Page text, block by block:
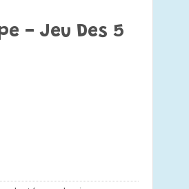
- Jeu Des 5